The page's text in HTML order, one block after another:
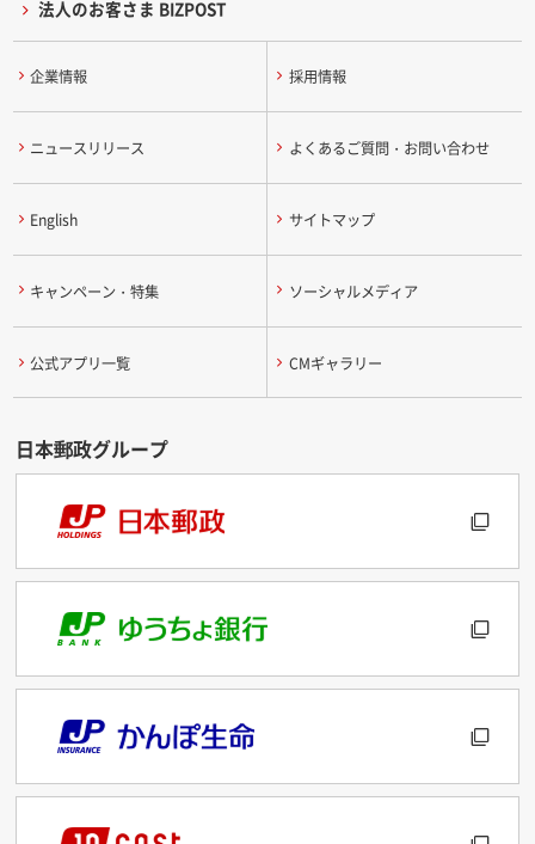
法人のお客さま BIZPOST
企業情報 採用情報
ニュースリリース よくあるご質問・お問い合わせ
English サイトマップ
キャンペーン・特集 ソーシャルメディア
公式アプリ一覧 CMギャラリー